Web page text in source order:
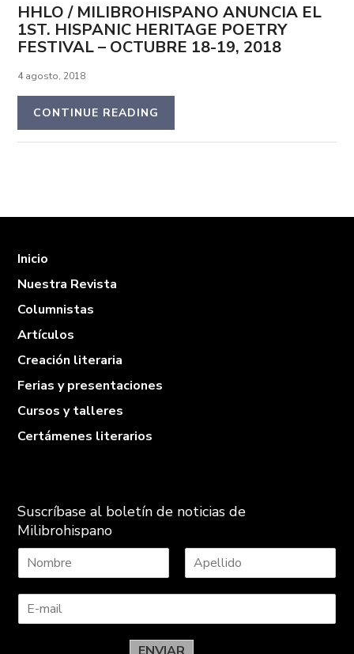
HHLO / MILIBROHISPANO ANUNCIA EL
1ST. HISPANIC HERITAGE POETRY
FESTIVAL – OCTUBRE 18-19, 2018
4 agosto, 2018
CONTINUE READING
Inicio
Nuestra Revista
Columnistas
Artículos
Creación literaria
Ferias y presentaciones
Cursos y talleres
Certámenes literarios
Suscríbase al boletín de noticias de
Milibrohispano
o
b
p
l
ENVIAR